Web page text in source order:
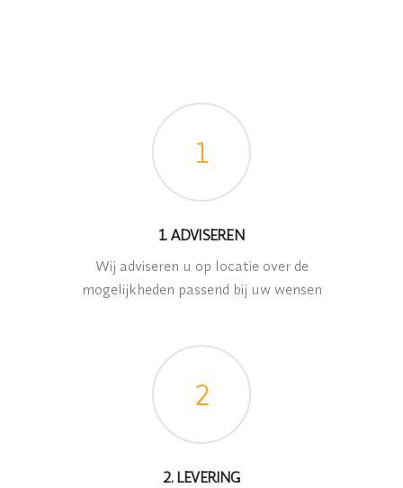
1
1. ADVISEREN
Wij adviseren u op locatie over de
mogelijkheden passend bij uw wensen
2
2. LEVERING